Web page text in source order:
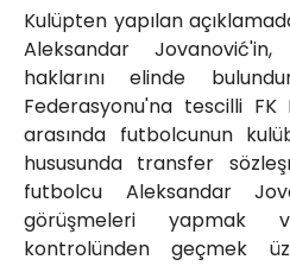
Kulüpten yapılan
Aleksandar
haklarını elinde
Federasyonu'na tescilli
arasında futbolcunun
hususunda transfer
futbolcu Aleksandar
görüşmeleri yapmak
kontrolünden geçmek